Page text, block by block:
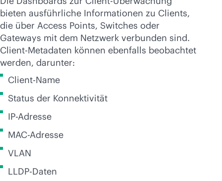
bieten ausführliche Informationen zu Clients,
die über Access Points, Switches oder
Gateways mit dem Netzwerk verbunden sind.
Client-Metadaten können ebenfalls beobachtet
werden, darunter:
Client-Name
Status der Konnektivität
IP-Adresse
MAC-Adresse
VLAN
LLDP-Daten